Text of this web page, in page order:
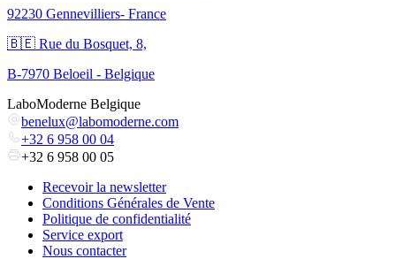
92230 Gennevilliers- France
🇧🇪 Rue du Bosquet, 8,
B-7970 Beloeil - Belgique
LaboModerne Belgique
benelux@labomoderne.com
+32 6 958 00 04
+32 6 958 00 05
Recevoir la newsletter
Conditions Générales de Vente
Politique de confidentialité
Service export
Nous contacter